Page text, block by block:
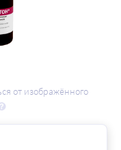
от изображённого